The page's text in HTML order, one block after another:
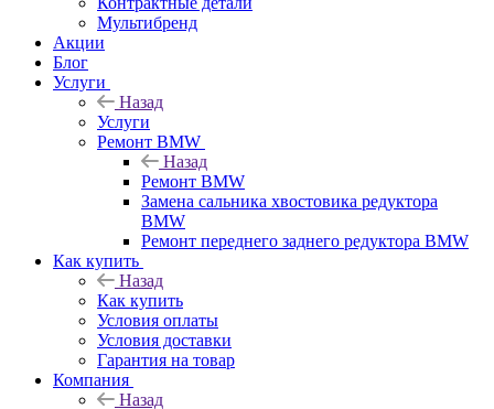
Мультибренд
Акции
Блог
Услуги
Назад
Услуги
Ремонт BMW
Назад
Ремонт BMW
Замена сальника хвостовика редуктора
BMW
Ремонт переднего заднего редуктора BMW
Как купить
Назад
Как купить
Условия оплаты
Условия доставки
Гарантия на товар
Компания
Назад